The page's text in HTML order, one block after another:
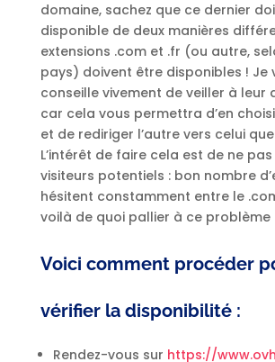
domaine, sachez que ce dernier
disponible de deux manières
extensions .com et .fr (ou autre,
pays) doivent être disponibles ! Je
conseille vivement de veiller à leur
car cela vous permettra d’en
et de rediriger l’autre vers celui
L’intérêt de faire cela est de ne
visiteurs potentiels : bon nombre
hésitent constamment entre le
voilà de quoi pallier à ce problème
Voici comment procéder
vérifier la disponibilité :
Rendez-vous sur https://